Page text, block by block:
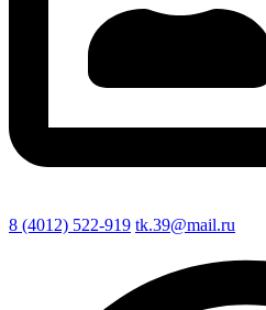
8 (4012) 522-919 tk.39@mail.ru